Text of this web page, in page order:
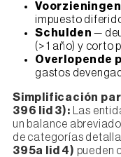
Voorzieningen
impuesto
Schulden —
(> 1 año) y corto
Overlopende
gastos
Simplificación
396 lid 3): Las
un balance
de categorías
395a lid 4) pueden